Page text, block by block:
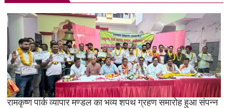
रामकृष्ण पार्क व्यापार मण्डल का भव्य शपथ ग्रहण समारोह हुआ संपन्न